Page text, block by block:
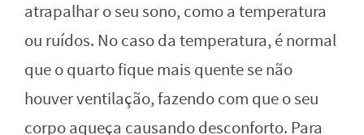
atrapalhar o seu sono, como a temperatura
ou ruídos. No caso da temperatura, é normal
que o quarto fique mais quente se não
houver ventilação, fazendo com que o seu
corpo aqueça causando desconforto. Para